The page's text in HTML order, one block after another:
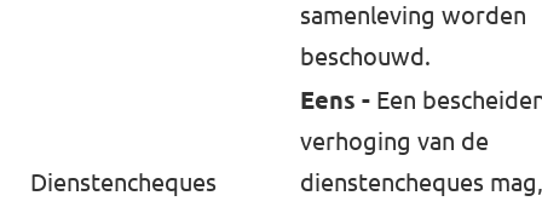
samenleving worden
beschouwd.
⁠Dienstencheques⁠
Eens - Een
verhoging van de
dienstencheques mag,